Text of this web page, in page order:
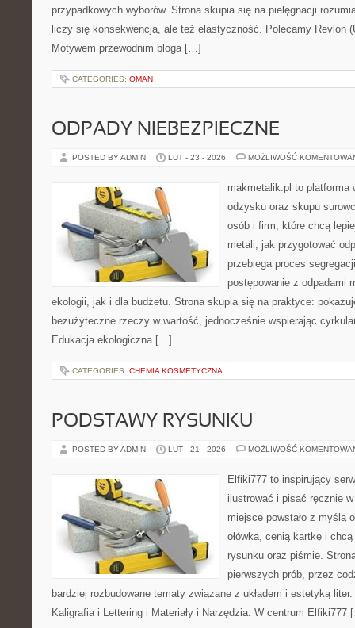
przypadkowych wyborów. Strona skupia się na pielęgnacji
liczy się konsekwencja, ale też elastyczność. Polecamy Revlon
Motywem przewodnim bloga […]
CATEGORIES: OMAN
ODPADY NIEBEZPIECZNE
POSTED BY ADMIN LUT - 23 - 2026 MOŻLIWOŚĆ
makmetalik.pl to platforma
odzysku oraz skupu
osób i firm, które chcą
metali, jak przygotować
przebiega proces
postępowanie z odpadami
ekologii, jak i dla budżetu. Strona skupia się na praktyce:
bezużyteczne rzeczy w wartość, jednocześnie wspierając
Edukacja ekologiczna […]
CATEGORIES: CHEMIA KOSMETYCZNA
PODSTAWY RYSUNKU
POSTED BY ADMIN LUT - 21 - 2026 MOŻLIWOŚĆ
Elfiki777 to inspirujący
ilustrować i pisać ręcznie
miejsce powstało z myślą
ołówka, cenią kartkę i
rysunku oraz piśmie.
pierwszych prób, przez
bardziej rozbudowane tematy związane z układem i estetyką
Kaligrafia i Lettering i Materiały i Narzędzia. W centrum Elfiki777